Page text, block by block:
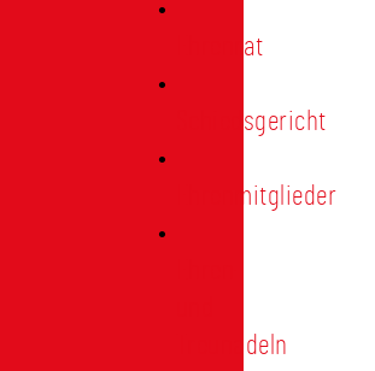
Ehrenrat
Schiedsgericht
Ehrenmitglieder
Treunadeln